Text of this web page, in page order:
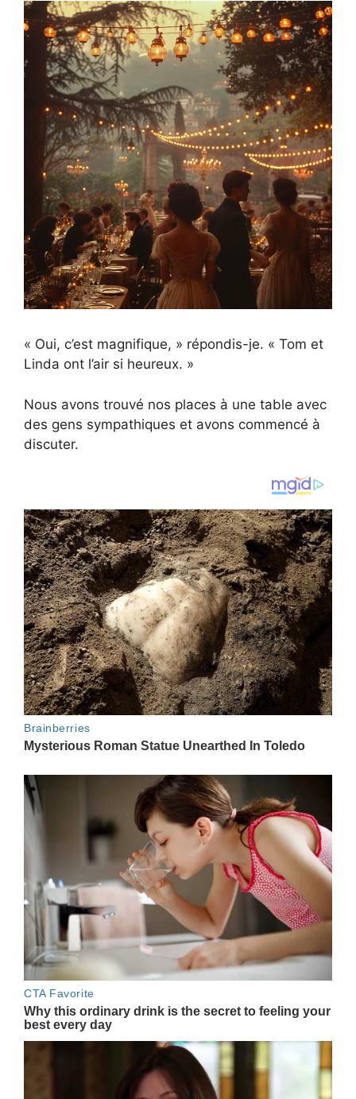
« Oui, c’est magnifique, » répondis-je. « Tom et
Linda ont l’air si heureux. »
Nous avons trouvé nos places à une table avec
des gens sympathiques et avons commencé à
discuter.